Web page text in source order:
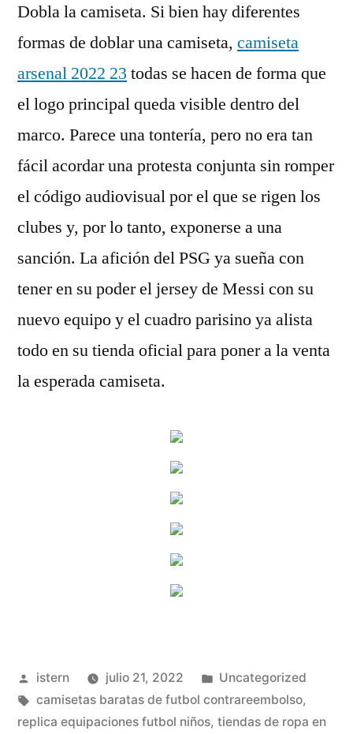
Dobla la camiseta. Si bien hay diferentes
formas de doblar una camiseta, camiseta
arsenal 2022 23 todas se hacen de forma que
el logo principal queda visible dentro del
marco. Parece una tontería, pero no era tan
fácil acordar una protesta conjunta sin romper
el código audiovisual por el que se rigen los
clubes y, por lo tanto, exponerse a una
sanción. La afición del PSG ya sueña con
tener en su poder el jersey de Messi con su
nuevo equipo y el cuadro parisino ya alista
todo en su tienda oficial para poner a la venta
la esperada camiseta.
Publicado
por
istern julio 21, 2022
Publicado
en
Uncategorized
Etiquetas:
camisetas baratas de futbol contrareembolso,
replica equipaciones futbol niños, tiendas de ropa en